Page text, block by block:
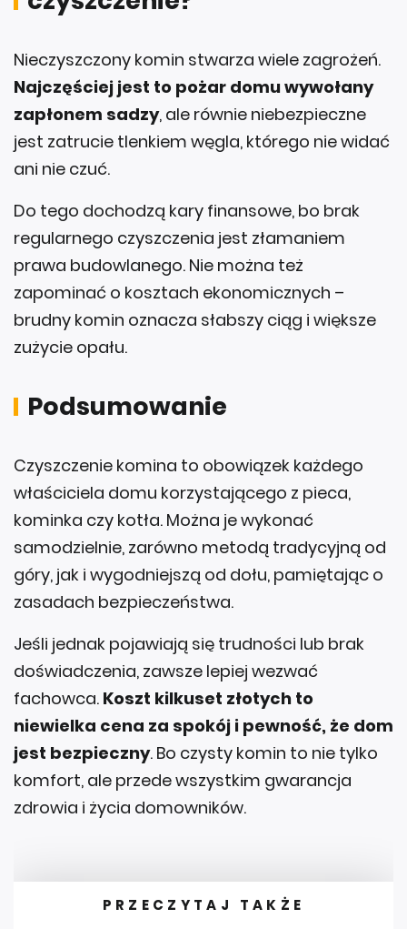
Nieczyszczony komin stwarza wiele zagrożeń.
Najczęściej jest to pożar domu wywołany
zapłonem sadzy, ale równie niebezpieczne
jest zatrucie tlenkiem węgla, którego nie widać
ani nie czuć.
Do tego dochodzą kary finansowe, bo brak
regularnego czyszczenia jest złamaniem
prawa budowlanego. Nie można też
zapominać o kosztach ekonomicznych –
brudny komin oznacza słabszy ciąg i większe
zużycie opału.
Podsumowanie
Czyszczenie komina to obowiązek każdego
właściciela domu korzystającego z pieca,
kominka czy kotła. Można je wykonać
samodzielnie, zarówno metodą tradycyjną od
góry, jak i wygodniejszą od dołu, pamiętając o
zasadach bezpieczeństwa.
Jeśli jednak pojawiają się trudności lub brak
doświadczenia, zawsze lepiej wezwać
fachowca. Koszt kilkuset złotych to
niewielka cena za spokój i pewność, że dom
jest bezpieczny. Bo czysty komin to nie tylko
komfort, ale przede wszystkim gwarancja
zdrowia i życia domowników.